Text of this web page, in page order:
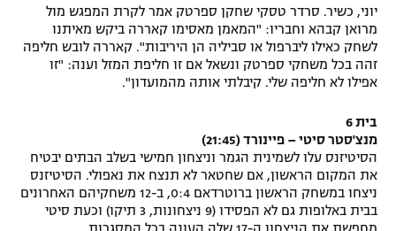
יוני, כשיר. סרדר טסקי שחקן ספרטק אמר לקרת המפגש מול
מרואן קבהא וחבריו: "המאמן מאסימו קאררה ביקש מאיתנו
לשחק כאילו ליברפול או סביליה הן היריבות". קאררה לובש חליפה
זהה בכל משחקי ספרטק ונשאל אם זו חליפת המזל וענה: "זו
אפילו לא חליפה שלי. קיבלתי אותה מהמועדון".
בית 6
מנצ'סטר סיטי – פיינורד (21:45)
הסיטיזנס עלו לשמינית הגמר וניצחון חמישי בשלב הבתים יבטיח
את המקום הראשון, אם שחטאר לא תנצח את נאפולי. הסיטיזנס
ניצחו במשחק הראשון ברוטרדאם 0:4, ב-12 משחקיהם האחרונים
בבית באלופות גם לא הפסידו (9 ניצחונות, 3 תיקו) וכעת סיטי